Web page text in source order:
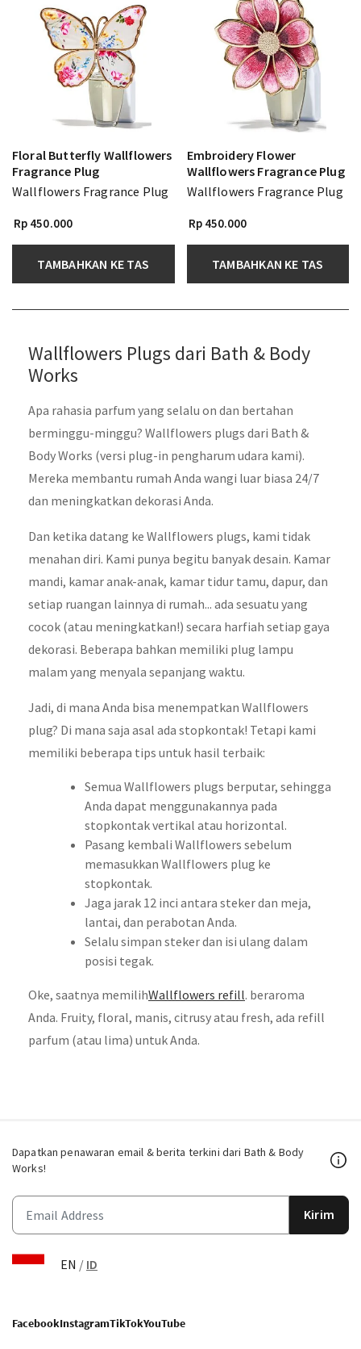
Floral Butterfly Wallflowers
Fragrance Plug
Wallflowers Fragrance Plug
Rp 450.000
TAMBAHKAN KE TAS
Embroidery Flower
Wallflowers Fragrance Plug
Wallflowers Fragrance Plug
Rp 450.000
TAMBAHKAN KE TAS
Wallflowers Plugs dari Bath & Body
Works
Apa rahasia parfum yang selalu on dan bertahan
berminggu-minggu? Wallflowers plugs dari Bath &
Body Works (versi plug-in pengharum udara kami).
Mereka membantu rumah Anda wangi luar biasa 24/7
dan meningkatkan dekorasi Anda.
Dan ketika datang ke Wallflowers plugs, kami tidak
menahan diri. Kami punya begitu banyak desain. Kamar
mandi, kamar anak-anak, kamar tidur tamu, dapur, dan
setiap ruangan lainnya di rumah... ada sesuatu yang
cocok (atau meningkatkan!) secara harfiah setiap gaya
dekorasi. Beberapa bahkan memiliki plug lampu
malam yang menyala sepanjang waktu.
Jadi, di mana Anda bisa menempatkan Wallflowers
plug? Di mana saja asal ada stopkontak! Tetapi kami
memiliki beberapa tips untuk hasil terbaik:
Semua Wallflowers plugs berputar, sehingga
Anda dapat menggunakannya pada
stopkontak vertikal atau horizontal.
Pasang kembali Wallflowers sebelum
memasukkan Wallflowers plug ke
stopkontak.
Jaga jarak 12 inci antara steker dan meja,
lantai, dan perabotan Anda.
Selalu simpan steker dan isi ulang dalam
posisi tegak.
Oke, saatnya memilihWallflowers refill. beraroma
Anda. Fruity, floral, manis, citrusy atau fresh, ada refill
parfum (atau lima) untuk Anda.
Dapatkan penawaran email & berita terkini dari Bath & Body
Works!
Kirim
EN / ID
FacebookInstagramTikTokYouTube